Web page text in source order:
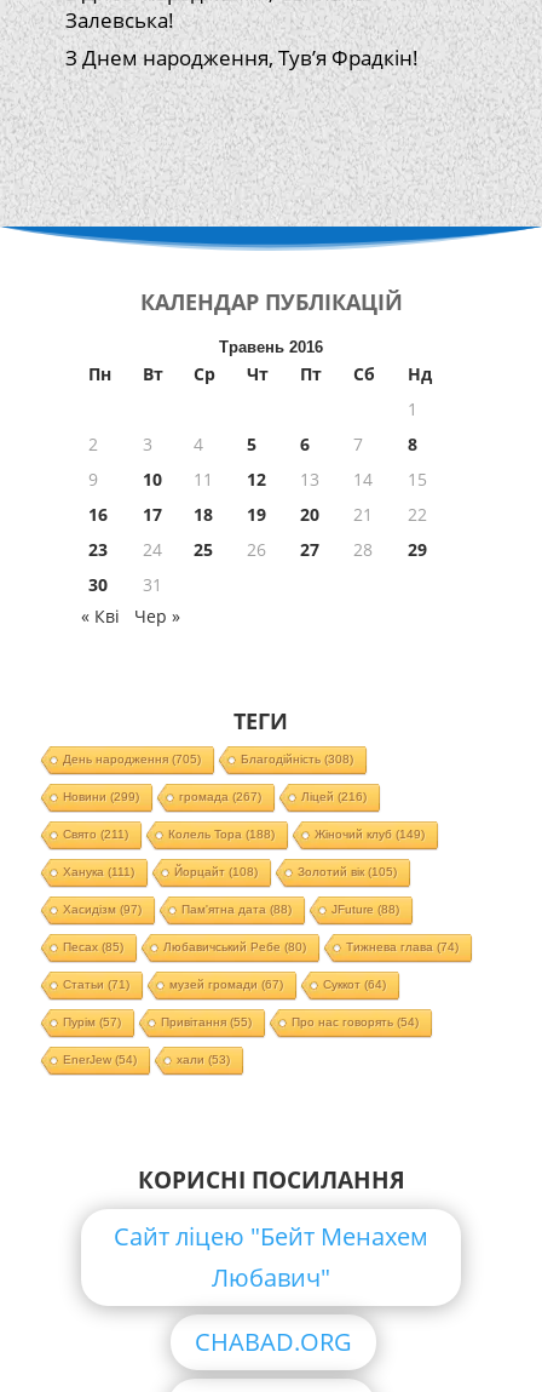
Залевська!
З Днем народження, Тув’я Фрадкін!
КАЛЕНДАР ПУБЛІКАЦІЙ
Травень 2016
Пн Вт Ср Чт Пт Сб
Нд
1
2
3 4 5 6 7
8
9
10 11 12 13 14
15
16
17 18 19 20 21
22
23
24 25 26 27 28
29
30
31
« Кві
Чер »
ТЕГИ
День народження(705) Благодійність (308)
Новини (299) громада (267) Ліцей (216)
Свято (211) Колель Тора (188) Жіночий клуб (149)
Ханука (111) Йорцайт (108) Золотий вік(105)
Хасидізм (97) Пам'ятна дата (88) JFuture (88)
Песах(85) Любавичський Ребе (80) Тижнева глава (74)
Статьи (71) музей громади (67) Суккот (64)
Пурім (57) Привітання(55) Про нас говорять (54)
EnerJew(54) хали (53)
КОРИСНІ ПОСИЛАННЯ
Сайт ліцею "Бейт Менахем
Любавич"
CHABAD.ORG